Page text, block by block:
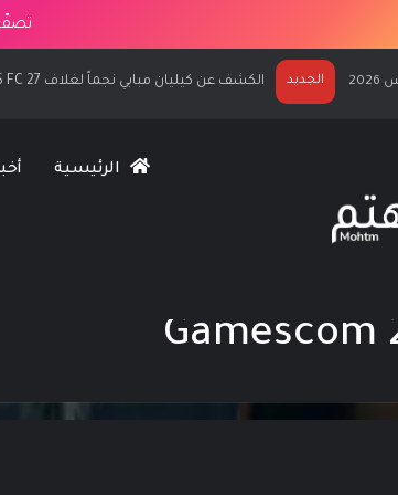
الجديد الكشف عن كيليان مبابي نجماً لغلاف EA SPORTS FC 27
الرئيسية
Gamescom